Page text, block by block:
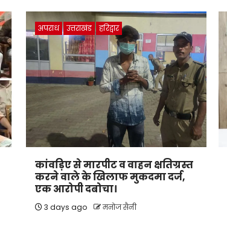
अपराध उत्तराखंड हरिद्वार
कांवड़िए से मारपीट व वाहन क्षतिग्रस्त
करने वाले के खिलाफ मुकदमा दर्ज,
एक आरोपी दबोचा।
3 days ago मनोज सैनी